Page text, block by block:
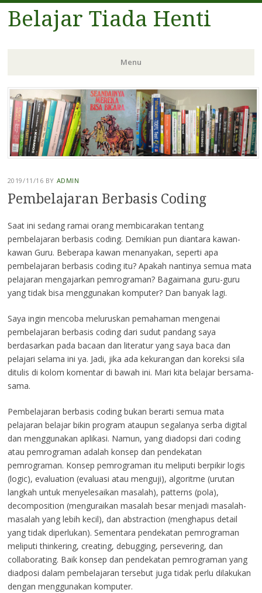
Belajar Tiada Henti
Menu
Skip
to
content
2019/11/16 BY ADMIN
Pembelajaran Berbasis Coding
Saat ini sedang ramai orang membicarakan tentang
pembelajaran berbasis coding. Demikian pun diantara kawan-
kawan Guru. Beberapa kawan menanyakan, seperti apa
pembelajaran berbasis coding itu? Apakah nantinya semua mata
pelajaran mengajarkan pemrograman? Bagaimana guru-guru
yang tidak bisa menggunakan komputer? Dan banyak lagi.
Saya ingin mencoba meluruskan pemahaman mengenai
pembelajaran berbasis coding dari sudut pandang saya
berdasarkan pada bacaan dan literatur yang saya baca dan
pelajari selama ini ya. Jadi, jika ada kekurangan dan koreksi sila
ditulis di kolom komentar di bawah ini. Mari kita belajar bersama-
sama.
Pembelajaran berbasis coding bukan berarti semua mata
pelajaran belajar bikin program ataupun segalanya serba digital
dan menggunakan aplikasi. Namun, yang diadopsi dari coding
atau pemrograman adalah konsep dan pendekatan
pemrograman. Konsep pemrograman itu meliputi berpikir logis
(logic), evaluation (evaluasi atau menguji), algoritme (urutan
langkah untuk menyelesaikan masalah), patterns (pola),
decomposition (menguraikan masalah besar menjadi masalah-
masalah yang lebih kecil), dan abstraction (menghapus detail
yang tidak diperlukan). Sementara pendekatan pemrograman
meliputi thinkering, creating, debugging, persevering, dan
collaborating. Baik konsep dan pendekatan pemrograman yang
diadposi dalam pembelajaran tersebut juga tidak perlu dilakukan
dengan menggunakan komputer.